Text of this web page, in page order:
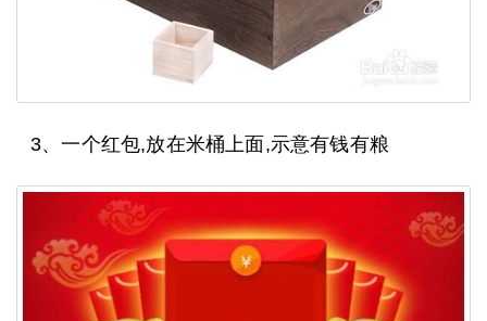
3、一个红包,放在米桶上面,示意有钱有粮